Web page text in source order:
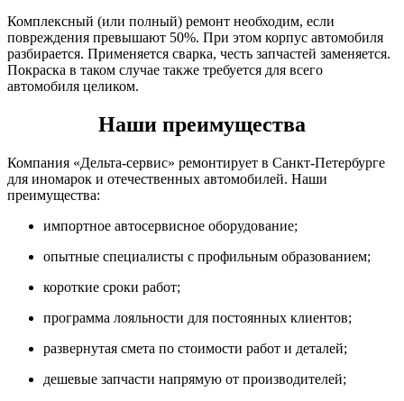
Комплексный (или полный) ремонт необходим, если
повреждения превышают 50%. При этом корпус автомобиля
разбирается. Применяется сварка, честь запчастей заменяется.
Покраска в таком случае также требуется для всего
автомобиля целиком.
Наши преимущества
Компания «Дельта-сервис» ремонтирует в Санкт-Петербурге
для иномарок и отечественных автомобилей. Наши
преимущества:
импортное автосервисное оборудование;
опытные специалисты с профильным образованием;
короткие сроки работ;
программа лояльности для постоянных клиентов;
развернутая смета по стоимости работ и деталей;
дешевые запчасти напрямую от производителей;